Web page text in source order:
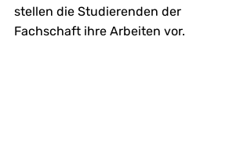
stellen die Studierenden der
Fachschaft ihre Arbeiten vor.